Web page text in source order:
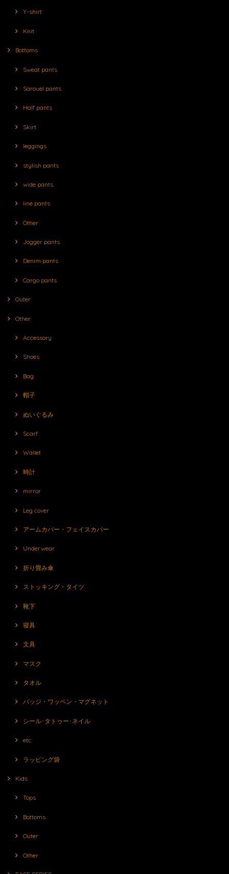
Y-shirt
Knit
Bottoms
Sweat pants
Sarouel pants
Half pants
Skirt
leggings
stylish pants
wide pants
line pants
Other
Jogger pants
Denim pants
Cargo pants
Outer
Other
Accessory
Shoes
Bag
帽子
ぬいぐるみ
Scarf
Wallet
時計
mirror
Leg cover
アームカバー・フェイスカバー
Underwear
折り畳み傘
ストッキング・タイツ
靴下
寝具
文具
マスク
タオル
バッジ・ワッペン・マグネット
シール･タトゥー･ネイル
etc.
ラッピング袋
Kids
Tops
Bottoms
Outer
Other